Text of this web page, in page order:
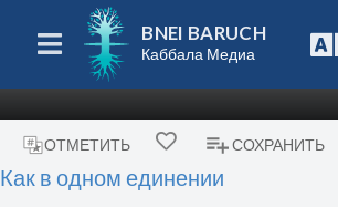
BNEI BARUCH
Каббала Медиа
ОТМЕТИТЬ СОХРАНИТЬ
Как в одном единении